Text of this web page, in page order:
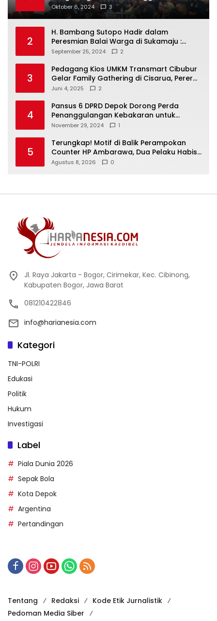
Masyarakat Dan Jalani Apa Yang di
Putuskan RAKERCABSUS
Oktober 6, 2024 3
2
H. Bambang Sutopo Hadir dalam
Peresmian Balai Warga di Sukamaju :
Wadah Baru untuk Kolaborasi dan
September 25, 2024 2
3
Pedagang Kios UMKM Transmart Cibubur
Gelar Family Gathering di Cisarua, Pererat
Silaturahmi dan Kekompakan
Juni 4, 2025 2
4
Pansus 6 DPRD Depok Dorong Perda
Penanggulangan Kebakaran untuk
Keselamatan Warga
November 29, 2024 1
5
Terungkap! Motif di Balik Perampokan
Counter HP Ambarawa, Dua Pelaku Habisi
Pemilik Toko dan Bawa puluhan HP
Agustus 8, 2026 0
Jl. Raya Jakarta - Bogor, Cirimekar, Kec. Cibinong,
Kabupaten Bogor, Jawa Barat
081210422846
info@harianesia.com
Kategori
TNI-POLRI
Edukasi
Politik
Hukum
Investigasi
Label
Piala Dunia 2026
Sepak Bola
Kota Depok
Argentina
Pertandingan
Tentang Redaksi
Kode Etik Jurnalistik
Pedoman Media Siber